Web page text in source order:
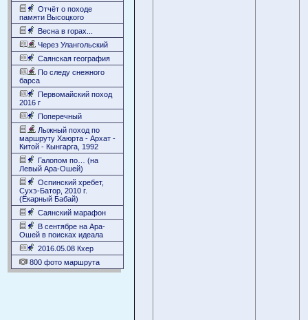
Отчёт о походе
памяти Высоцкого
Весна в горах...
Через Улангольский
Саянская география
По следу снежного
барса
Первомайский поход
2016 г
Поперечный
Лыжный поход по
маршруту Хаюрта - Архат -
Китой - Кынгарга, 1992
Галопом по… (на
Левый Ара-Ошей)
Оспинский хребет,
Сухэ-Батор, 2010 г.
(Ёкарный Бабай)
Саянский марафон
В сентябре на Ара-
Ошей в поисках идеала
2016.05.08 Кхер
800 фото маршрута